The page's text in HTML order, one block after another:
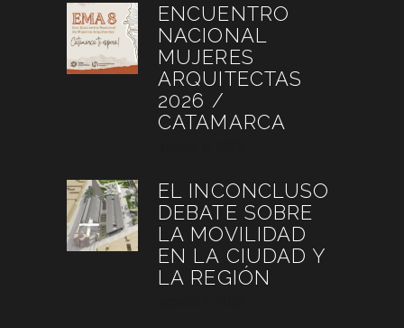
ENCUENTRO
NACIONAL
MUJERES
ARQUITECTAS
2026 /
CATAMARCA
EL INCONCLUSO
DEBATE SOBRE
LA MOVILIDAD
EN LA CIUDAD Y
LA REGIÓN